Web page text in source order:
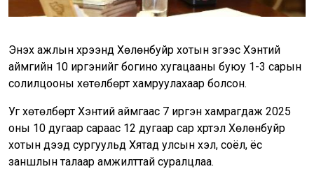
Энэхүү ажлын хүрээнд Хөлөнбуйр хотын зүгээс Хэнтий
аймгийн 10 иргэнийг богино хугацааны буюу 1-3 сарын
солилцооны хөтөлбөрт хамруулахаар болсон.
Уг хөтөлбөрт Хэнтий аймгаас 7 иргэн хамрагдаж 2025
оны 10 дугаар сараас 12 дугаар сар хүртэл Хөлөнбуйр
хотын дээд сургуульд Хятад улсын хэл, соёл, ёс
заншлын талаар амжилттай суралцлаа.